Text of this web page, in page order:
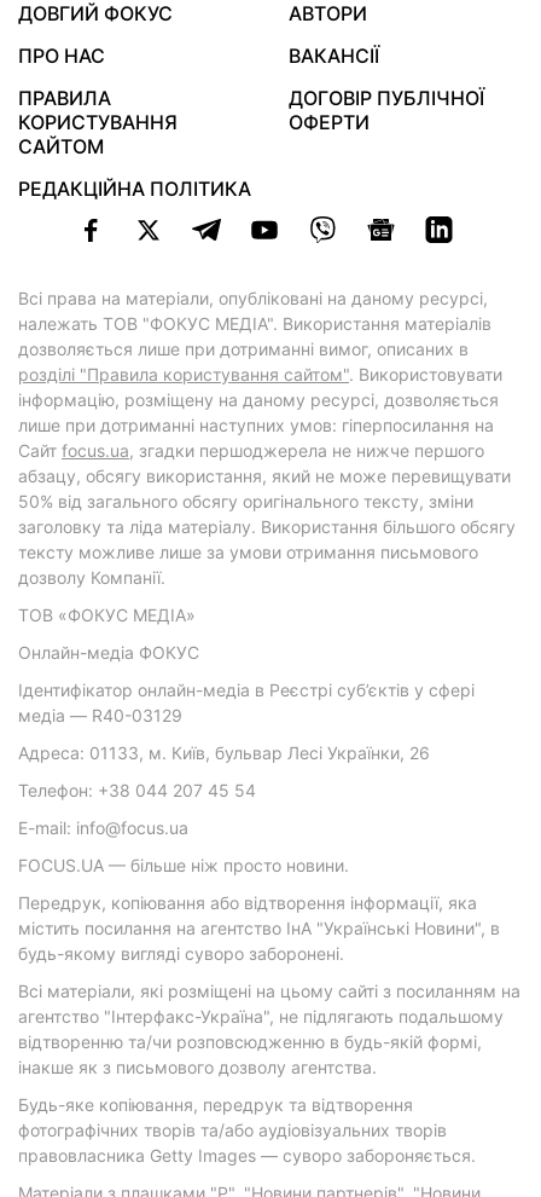
ДОВГИЙ ФОКУС
АВТОРИ
ПРО НАС
ВАКАНСІЇ
ПРАВИЛА
КОРИСТУВАННЯ
САЙТОМ
ДОГОВІР ПУБЛІЧНОЇ
ОФЕРТИ
РЕДАКЦІЙНА ПОЛІТИКА
Всі права на матеріали, опубліковані на даному ресурсі,
належать ТОВ "ФОКУС МЕДІА". Використання матеріалів
дозволяється лише при дотриманні вимог, описаних в
розділі "Правила користування сайтом". Використовувати
інформацію, розміщену на даному ресурсі, дозволяється
лише при дотриманні наступних умов: гіперпосилання на
Cайт focus.ua, згадки першоджерела не нижче першого
абзацу, обсягу використання, який не може перевищувати
50% від загального обсягу оригінального тексту, зміни
заголовку та ліда матеріалу. Використання більшого обсягу
тексту можливе лише за умови отримання письмового
дозволу Компанії.
ТОВ «ФОКУС МЕДІА»
Онлайн-медіа ФОКУС
Ідентифікатор онлайн-медіа в Реєстрі суб’єктів у сфері
медіа — R40-03129
Адреса: 01133, м. Київ, бульвар Лесі Українки, 26
Телефон: +38 044 207 45 54
E-mail: info@focus.ua
FOCUS.UA — більше ніж просто новини.
Передрук, копіювання або відтворення інформації, яка
містить посилання на агентство ІнА "Українські Новини", в
будь-якому вигляді суворо заборонені.
Всі матеріали, які розміщені на цьому сайті з посиланням на
агентство "Інтерфакс-Україна", не підлягають подальшому
відтворенню та/чи розповсюдженню в будь-якій формі,
інакше як з письмового дозволу агентства.
Будь-яке копіювання, передрук та відтворення
фотографічних творів та/або аудіовізуальних творів
правовласника Getty Images — суворо забороняється.
Матеріали з плашками "Р", "Новини партнерів", "Новини